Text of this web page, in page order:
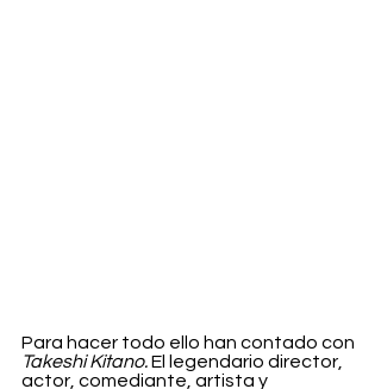
Para hacer todo ello han contado con
Takeshi Kitano. El legendario director,
actor, comediante, artista y